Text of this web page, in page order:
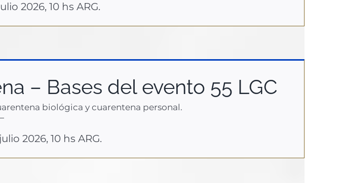
2026, 10 hs ARG.
– Bases del evento 55 LGC
biológica y cuarentena personal.
2026, 10 hs ARG.